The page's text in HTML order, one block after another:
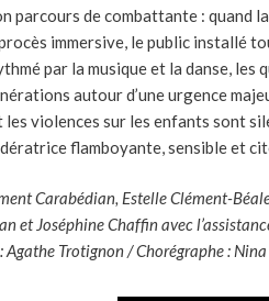
parcours de combattante : quand
immersive, le public installé
par la musique et la danse,
autour d’une urgence
violences sur les enfants sont
flamboyante, sensible et
Carabédian, Estelle Clément-
et Joséphine Chaffin avec
Agathe Trotignon/Chorégraphe :